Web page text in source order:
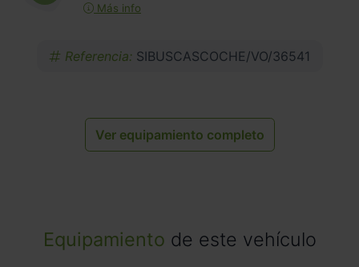
Más info
Referencia: SIBUSCASCOCHE/VO/36541
Ver equipamiento completo
Equipamiento de este vehículo